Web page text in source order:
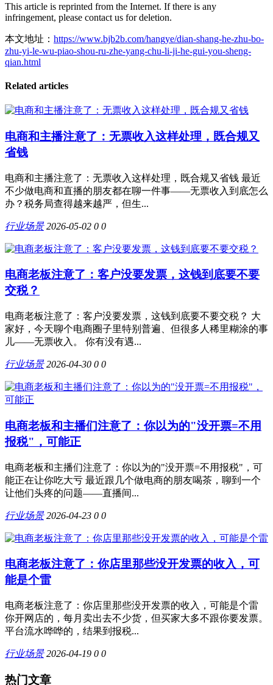
This article is reprinted from the Internet. If there is any
infringement, please contact us for deletion.
本文地址： https://www.bjb2b.com/hangye/dian-shang-he-zhu-bo-
zhu-yi-le-wu-piao-shou-ru-zhe-yang-chu-li-ji-he-gui-you-sheng-
qian.html
Related articles
电商和主播注意了：无票收入这样处理，既合规又
省钱
电商和主播注意了：无票收入这样处理，既合规又省钱 最近
不少做电商和直播的朋友都在聊一件事——无票收入到底怎么
办？税务局查得越来越严，但生...
行业场景 2026-05-02 0 0
电商老板注意了：客户没要发票，这钱到底要不要
交税？
电商老板注意了：客户没要发票，这钱到底要不要交税？ 大
家好，今天聊个电商圈子里特别普遍、但很多人稀里糊涂的事
儿——无票收入。 你有没有遇...
行业场景 2026-04-30 0 0
电商老板和主播们注意了：你以为的"没开票=不用
报税"，可能正
电商老板和主播们注意了：你以为的"没开票=不用报税"，可
能正在让你吃大亏 最近跟几个做电商的朋友喝茶，聊到一个
让他们头疼的问题——直播间...
行业场景 2026-04-23 0 0
电商老板注意了：你店里那些没开发票的收入，可
能是个雷
电商老板注意了：你店里那些没开发票的收入，可能是个雷
你开网店的，每月卖出去不少货，但买家大多不跟你要发票。
平台流水哗哗的，结果到报税...
行业场景 2026-04-19 0 0
热门文章